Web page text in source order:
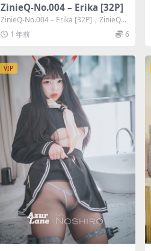
ZinieQ-No.004 – Erika [32P]
ZinieQ-No.004 – Erika [32P]，ZinieQ在
线作品导航...
1 年前 6
VIP